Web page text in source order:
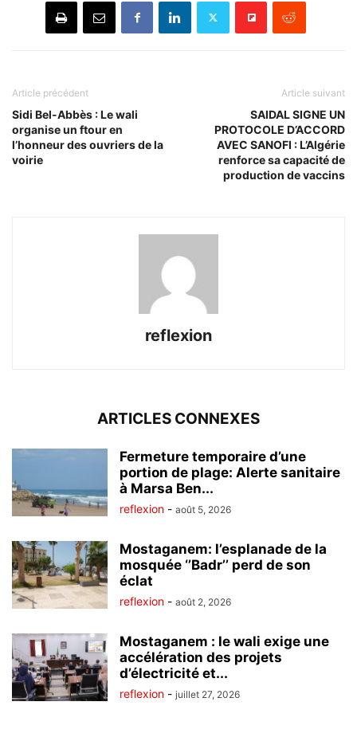
Article précédent
Sidi Bel-Abbès : Le wali
organise un ftour en
l’honneur des ouvriers de la
voirie
Article suivant
SAIDAL SIGNE UN
PROTOCOLE D’ACCORD
AVEC SANOFI : L’Algérie
renforce sa capacité de
production de vaccins
reflexion
ARTICLES CONNEXES
Fermeture temporaire d’une
portion de plage: Alerte sanitaire
à Marsa Ben...
reflexion - août 5, 2026
Mostaganem: l’esplanade de la
mosquée ‘’Badr’’ perd de son
éclat
reflexion - août 2, 2026
Mostaganem : le wali exige une
accélération des projets
d’électricité et...
reflexion - juillet 27, 2026